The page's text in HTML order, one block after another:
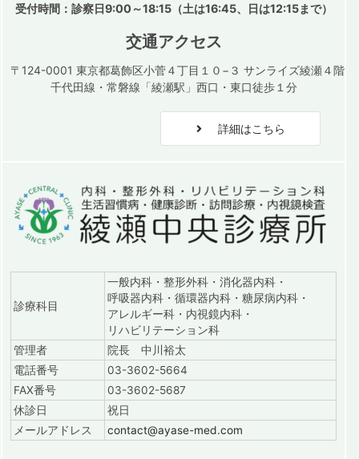
受付時間：診察日9:00～18:15（土は16:45、日は12:15まで）
交通アクセス
〒124-0001 東京都葛飾区小菅４丁目１０−３ サンライズ綾瀬４階
千代田線・常磐線「綾瀬駅」西口・東口徒歩１分
詳細はこちら
診療科目
一般内科・整形外科・消化器内科・
呼吸器内科・循環器内科・糖尿病内科・
アレルギー科・内視鏡内科・
リハビリテーション科
管理者
院長 中川裕太
電話番号
03-3602-5664
FAX番号
03-3602-5687
休診日
祝日
メールアドレス
contact@ayase-med.com